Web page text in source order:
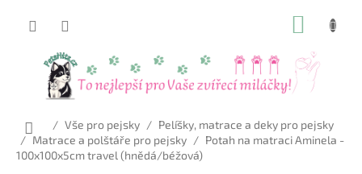
Domů
/ Vše pro pejsky / Pelíšky, matrace a deky pro pejsky
/ Matrace a polštáře pro pejsky / Potah na matraci Aminela -
100x100x5cm travel (hnědá/béžová)